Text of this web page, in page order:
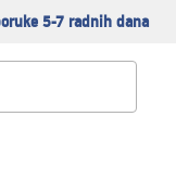
5-7 radnih dana